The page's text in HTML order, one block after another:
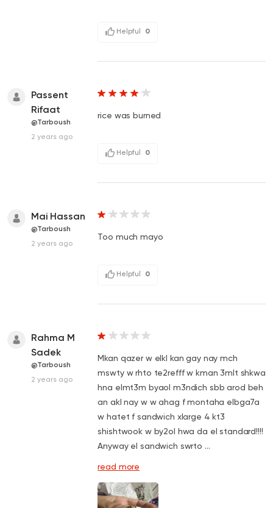
Helpful 0
Passent
Rifaat
@Tarboush
2 years ago
rice was burned
Helpful 0
Mai Hassan
@Tarboush
2 years ago
Too much mayo
Helpful 0
Rahma M
Sadek
@Tarboush
2 years ago
Mkan qazer w elkl kan gay nay mch
mswty w rhto te2refff w kman 3mlt shkwa
hna elmt3m byaol m3ndich sbb arod beh
an akl nay w w ahag f montaha elbga7a
w hatet f sandwich xlarge 4 kt3
shishtwook w by2ol hwa da el standard!!!!
Anyway el sandwich swrto ...
read more